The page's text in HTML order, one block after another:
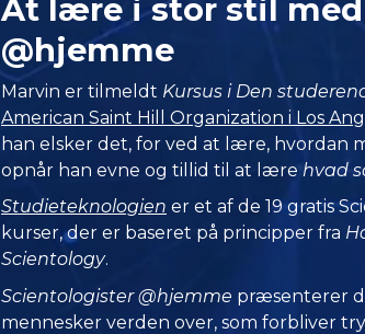
At lære i stor stil
@hjemme
Marvin er tilmeldt Kursus i Den
American Saint Hill Organization i Los
han elsker det, for ved at lære, hvordan
opnår han evne og tillid til at lære hvad
Studieteknologien er et af de 19 gratis
kurser, der er baseret på principper fra
Scientology.
Scientologister @hjemme præsenterer
mennesker verden over, som forbliver